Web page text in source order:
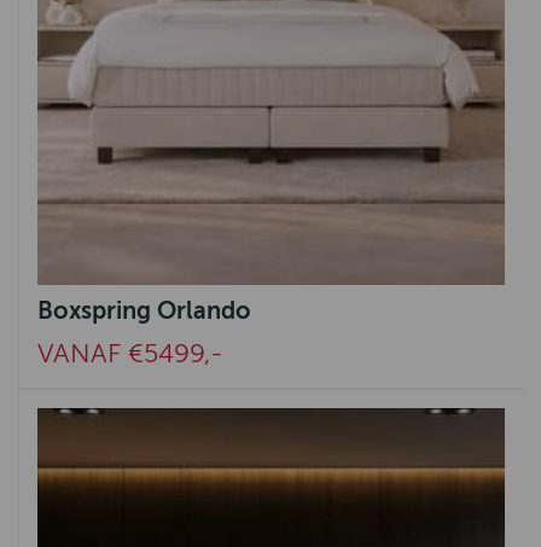
Boxspring Orlando
VANAF €5499,-